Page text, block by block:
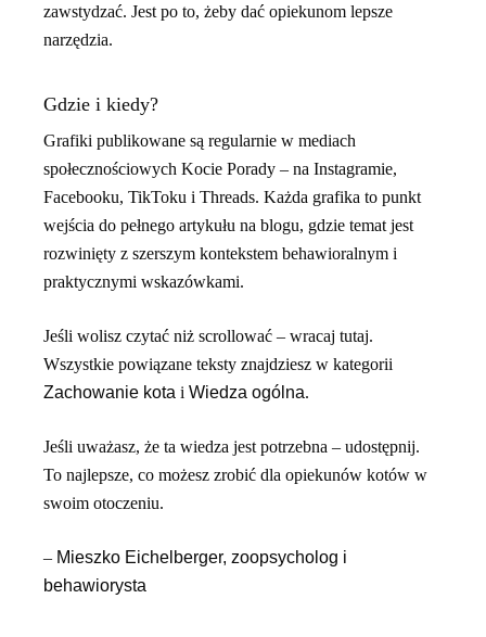
zawstydzać. Jest po to, żeby dać opiekunom lepsze
narzędzia.
Gdzie i kiedy?
Grafiki publikowane są regularnie w mediach
społecznościowych Kocie Porady – na Instagramie,
Facebooku, TikToku i Threads. Każda grafika to punkt
wejścia do pełnego artykułu na blogu, gdzie temat jest
rozwinięty z szerszym kontekstem behawioralnym i
praktycznymi wskazówkami.
Jeśli wolisz czytać niż scrollować – wracaj tutaj.
Wszystkie powiązane teksty znajdziesz w kategorii
Zachowanie kota iWiedza ogólna.
Jeśli uważasz, że ta wiedza jest potrzebna – udostępnij.
To najlepsze, co możesz zrobić dla opiekunów kotów w
swoim otoczeniu.
– Mieszko Eichelberger, zoopsycholog i
behawiorysta